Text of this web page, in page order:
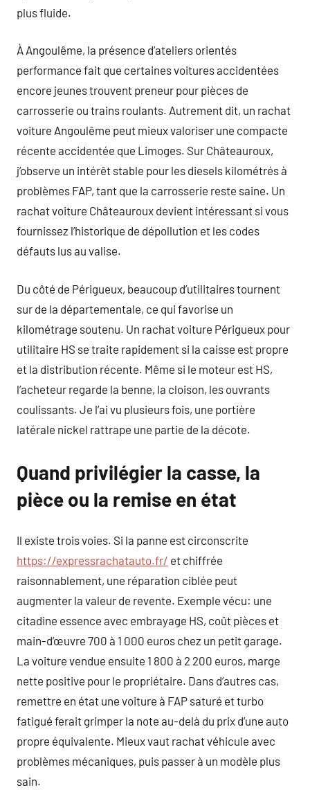
plus fluide.
À Angoulême, la présence d’ateliers orientés
performance fait que certaines voitures accidentées
encore jeunes trouvent preneur pour pièces de
carrosserie ou trains roulants. Autrement dit, un rachat
voiture Angoulême peut mieux valoriser une compacte
récente accidentée que Limoges. Sur Châteauroux,
j’observe un intérêt stable pour les diesels kilométrés à
problèmes FAP, tant que la carrosserie reste saine. Un
rachat voiture Châteauroux devient intéressant si vous
fournissez l’historique de dépollution et les codes
défauts lus au valise.
Du côté de Périgueux, beaucoup d’utilitaires tournent
sur de la départementale, ce qui favorise un
kilométrage soutenu. Un rachat voiture Périgueux pour
utilitaire HS se traite rapidement si la caisse est propre
et la distribution récente. Même si le moteur est HS,
l’acheteur regarde la benne, la cloison, les ouvrants
coulissants. Je l’ai vu plusieurs fois, une portière
latérale nickel rattrape une partie de la décote.
Quand privilégier la casse, la
pièce ou la remise en état
Il existe trois voies. Si la panne est circonscrite
https://expressrachatauto.fr/ et chiffrée
raisonnablement, une réparation ciblée peut
augmenter la valeur de revente. Exemple vécu: une
citadine essence avec embrayage HS, coût pièces et
main-d’œuvre 700 à 1 000 euros chez un petit garage.
La voiture vendue ensuite 1 800 à 2 200 euros, marge
nette positive pour le propriétaire. Dans d’autres cas,
remettre en état une voiture à FAP saturé et turbo
fatigué ferait grimper la note au-delà du prix d’une auto
propre équivalente. Mieux vaut rachat véhicule avec
problèmes mécaniques, puis passer à un modèle plus
sain.